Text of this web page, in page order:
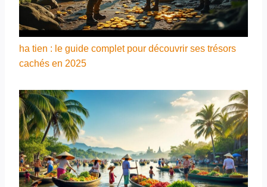
ha tien : le guide complet pour découvrir ses trésors
cachés en 2025